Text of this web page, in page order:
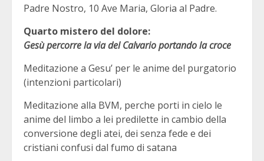
Padre Nostro, 10 Ave Maria, Gloria al Padre.
Quarto mistero del dolore:
Gesù percorre la via del Calvario portando la croce
Meditazione a Gesu’ per le anime del purgatorio
(intenzioni particolari)
Meditazione alla BVM, perche porti in cielo le
anime del limbo a lei predilette in cambio della
conversione degli atei, dei senza fede e dei
cristiani confusi dal fumo di satana